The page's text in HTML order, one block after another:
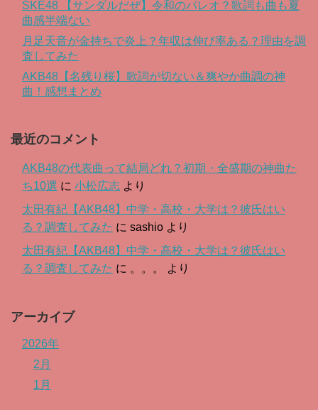
SKE48 【サンダルだぜ】令和のパレオ？歌詞も曲も夏
曲感半端ない
月足天音が金持ちで炎上？年収は伸び率ある？理由を調
査してみた
AKB48【名残り桜】歌詞が切ない＆爽やか曲調の神
曲！感想まとめ
最近のコメント
AKB48の代表曲って結局どれ？初期・全盛期の神曲た
ち10選 に 小松広志 より
太田有紀【AKB48】中学・高校・大学は？彼氏はい
る？調査してみた に sashio より
太田有紀【AKB48】中学・高校・大学は？彼氏はい
る？調査してみた に 。。。 より
アーカイブ
2026年
2月
1月